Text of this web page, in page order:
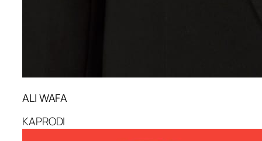
ALI WAFA
KAPRODI